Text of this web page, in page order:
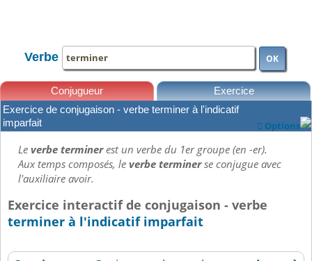
Verbe OK
Conjugueur Exercice
Leçons
Exercice de conjugaison - verbe terminer à l'indicatif
imparfait
 Options
Leverbe terminerest un verbe du 1er groupe (en -er).
Aux temps composés, leverbe terminerse conjugue avec
l'auxiliaire avoir.
Exercice interactif de conjugaison - verbe
terminer à l'indicatif imparfait